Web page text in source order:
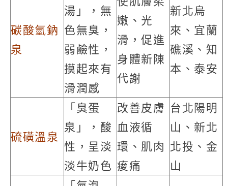
碳酸氫鈉
泉
湯」，無
色無臭，
弱鹼性，
摸起來有
滑潤感
嫩、光
滑，促進
身體新陳
代謝
新北烏
來、宜蘭
礁溪、知
本、泰安
硫磺溫泉
「臭蛋
泉」，酸
性，呈淡
淡牛奶色
改善皮膚
血液循
環、肌肉
痠痛
台北陽明
山、新北
北投、金
山